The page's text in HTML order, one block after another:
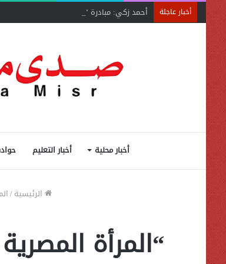
أخبار عاجلة أحمد زكي: مبادرة “مصر تنطلق بالتصدير”
أخبار محلية أخبار التعليم
الرئيسية/
“المرأة